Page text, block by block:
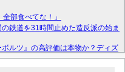
部食べてな！」
鉄道を31時間止めた造反派の始ま
ルツ』の高評価は本物か？ディズ
ンの本音とMCUの未来を徹底考